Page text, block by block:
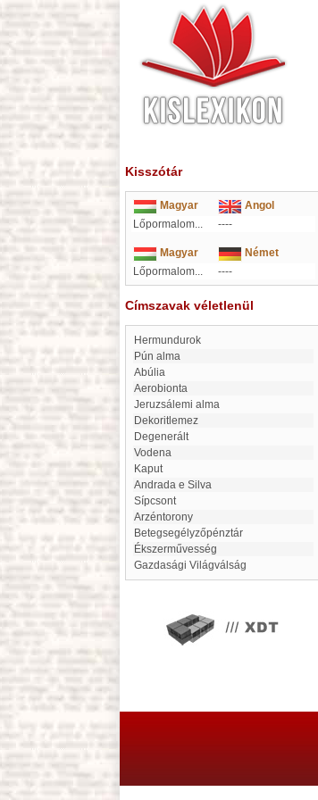
Kisszótár
Magyar
Angol
Lőpormalom...
----
Magyar
Német
Lőpormalom...
----
Címszavak véletlenül
Hermundurok
Pún alma
abúlia
Aerobionta
Jeruzsálemi alma
dekoritlemez
degenerált
Vodena
kaput
Andrada e Silva
Sípcsont
Arzéntorony
Betegsegélyzőpénztár
ékszerművesség
Gazdasági Világválság